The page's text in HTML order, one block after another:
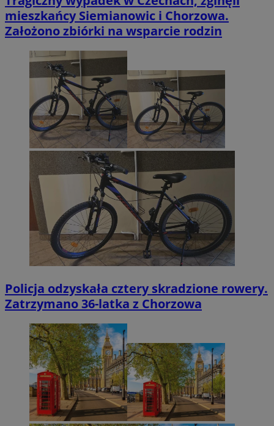
mieszkańcy Siemianowic i Chorzowa.
Założono zbiórki na wsparcie rodzin
Policja odzyskała cztery skradzione rowery.
Zatrzymano 36-latka z Chorzowa